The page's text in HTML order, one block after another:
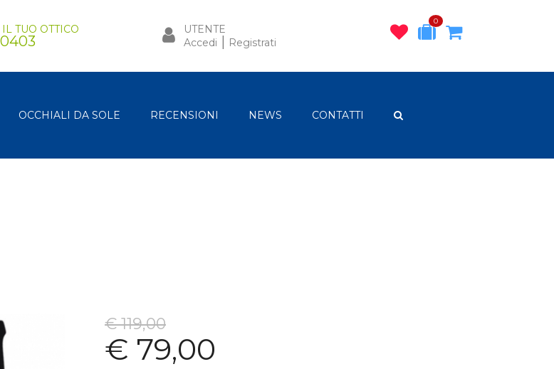
TUO OTTICO
UTENTE
Accedi | Registrati
0
OCCHIALI DA SOLE RECENSIONI NEWS CONTATTI
€ 119,00
€ 79,00